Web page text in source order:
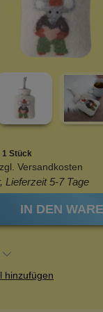
1 Stück
Versandkosten
Lieferzeit 5-7 Tage
IN DEN
hinzufügen